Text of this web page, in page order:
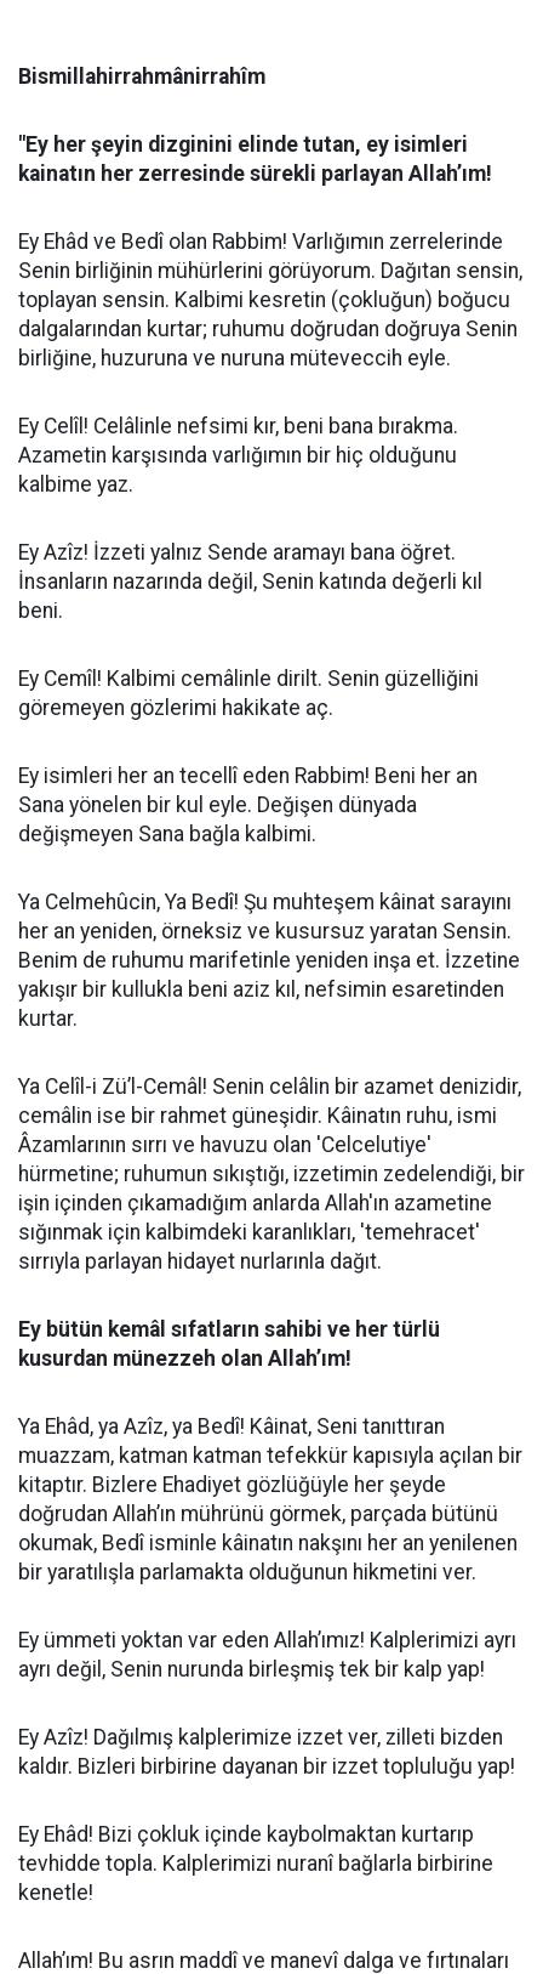
Bismillahirrahmânirrahîm
"Ey her şeyin dizginini elinde tutan, ey isimleri
kainatın her zerresinde sürekli parlayan Allah’ım!
Ey Ehâd ve Bedî olan Rabbim! Varlığımın zerrelerinde
Senin birliğinin mühürlerini görüyorum. Dağıtan sensin,
toplayan sensin. Kalbimi kesretin (çokluğun) boğucu
dalgalarından kurtar; ruhumu doğrudan doğruya Senin
birliğine, huzuruna ve nuruna müteveccih eyle.
Ey Celîl! Celâlinle nefsimi kır, beni bana bırakma.
Azametin karşısında varlığımın bir hiç olduğunu
kalbime yaz.
Ey Azîz! İzzeti yalnız Sende aramayı bana öğret.
İnsanların nazarında değil, Senin katında değerli kıl
beni.
Ey Cemîl! Kalbimi cemâlinle dirilt. Senin güzelliğini
göremeyen gözlerimi hakikate aç.
Ey isimleri her an tecellî eden Rabbim! Beni her an
Sana yönelen bir kul eyle. Değişen dünyada
değişmeyen Sana bağla kalbimi.
​Ya Celmehûcin, Ya Bedî! Şu muhteşem kâinat sarayını
her an yeniden, örneksiz ve kusursuz yaratan Sensin.
Benim de ruhumu marifetinle yeniden inşa et. İzzetine
yakışır bir kullukla beni aziz kıl, nefsimin esaretinden
kurtar.
​Ya Celîl-i Zü’l-Cemâl! Senin celâlin bir azamet denizidir,
cemâlin ise bir rahmet güneşidir. Kâinatın ruhu, ismi
Âzamlarının sırrı ve havuzu olan 'Celcelutiye'
hürmetine; ruhumun sıkıştığı, izzetimin zedelendiği, bir
işin içinden çıkamadığım anlarda Allah'ın azametine
sığınmak için kalbimdeki karanlıkları, 'temehracet'
sırrıyla parlayan hidayet nurlarınla dağıt.
Ey bütün kemâl sıfatların sahibi ve her türlü
kusurdan münezzeh olan Allah’ım!
Ya Ehâd, ya Azîz, ya Bedî! Kâinat, Seni tanıttıran
muazzam, katman katman tefekkür kapısıyla açılan bir
kitaptır. Bizlere Ehadiyet gözlüğüyle her şeyde
doğrudan Allah’ın mührünü görmek, parçada bütünü
okumak, Bedî isminle kâinatın nakşını her an yenilenen
bir yaratılışla parlamakta olduğunun hikmetini ver.
Ey ümmeti yoktan var eden Allah’ımız! Kalplerimizi ayrı
ayrı değil, Senin nurunda birleşmiş tek bir kalp yap!
Ey Azîz! Dağılmış kalplerimize izzet ver, zilleti bizden
kaldır. Bizleri birbirine dayanan bir izzet topluluğu yap!
Ey Ehâd! Bizi çokluk içinde kaybolmaktan kurtarıp
tevhidde topla. Kalplerimizi nuranî bağlarla birbirine
kenetle!
Allah’ım! Bu asrın maddî ve manevî dalga ve fırtınaları